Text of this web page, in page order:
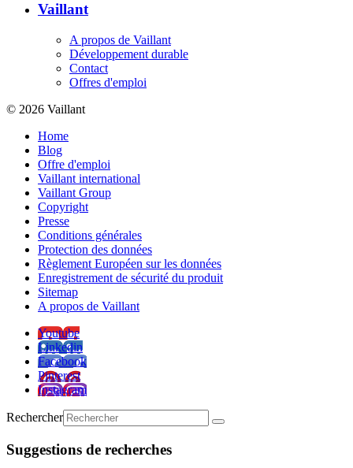
Vaillant
A propos de Vaillant
Développement durable
Contact
Offres d'emploi
© 2026 Vaillant
Home
Blog
Offre d'emploi
Vaillant international
Vaillant Group
Copyright
Presse
Conditions générales
Protection des données
Règlement Européen sur les données
Enregistrement de sécurité du produit
Sitemap
A propos de Vaillant
Youtube
Linkedin
Facebook
Pinterest
Instagram
Rechercher
Suggestions de recherches